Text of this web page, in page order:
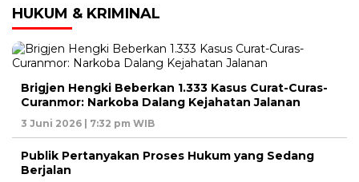
HUKUM & KRIMINAL
Brigjen Hengki Beberkan 1.333 Kasus Curat-Curas-
Curanmor: Narkoba Dalang Kejahatan Jalanan
3 Juni 2026 | 7:32 pm WIB
Publik Pertanyakan Proses Hukum yang Sedang
Berjalan